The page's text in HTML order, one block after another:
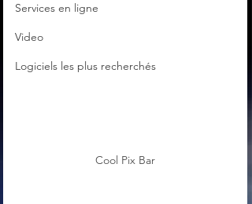
Services en ligne
Video
Logiciels les plus recherchés
Cool Pix Bar